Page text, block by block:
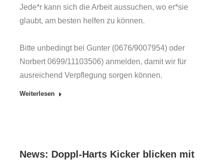
Jede*r kann sich die Arbeit aussuchen, wo er*sie
glaubt, am besten helfen zu können.
Bitte unbedingt bei Gunter (0676/9007954) oder
Norbert 0699/11103506) anmelden, damit wir für
ausreichend Verpflegung sorgen können.
Weiterlesen
News: Doppl-Harts Kicker blicken mit